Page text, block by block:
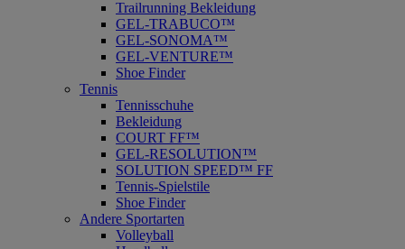
Trailrunning Bekleidung
GEL-TRABUCO™
GEL-SONOMA™
GEL-VENTURE™
Shoe Finder
Tennis
Tennisschuhe
Bekleidung
COURT FF™
GEL-RESOLUTION™
SOLUTION SPEED™ FF
Tennis-Spielstile
Shoe Finder
Andere Sportarten
Volleyball